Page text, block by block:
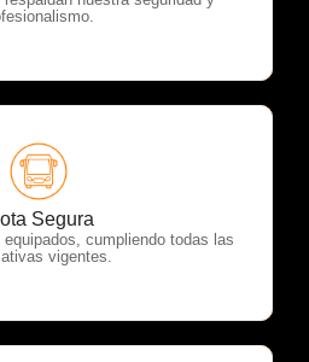
Segura
cumpliendo todas las
vigentes.
Servicios